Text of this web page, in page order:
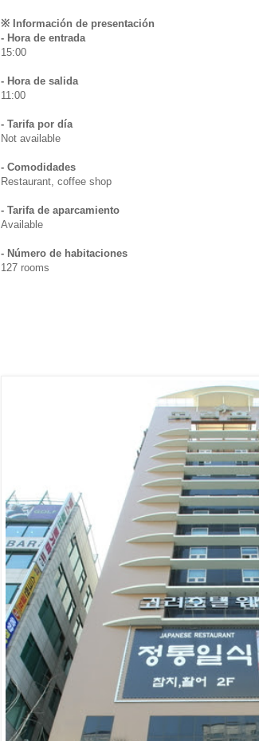
※ Información de presentación
- Hora de entrada
15:00
- Hora de salida
11:00
- Tarifa por día
Not available
- Comodidades
Restaurant, coffee shop
- Tarifa de aparcamiento
Available
- Número de habitaciones
127 rooms